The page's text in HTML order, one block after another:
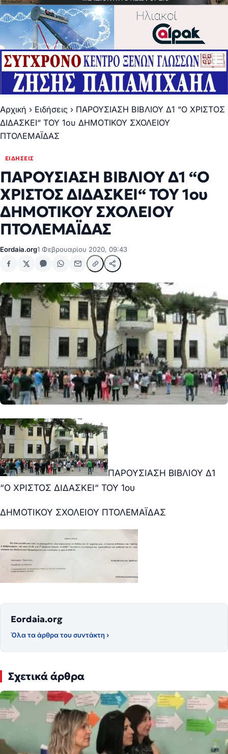
Αρχική › Ειδήσεις › ΠΑΡΟΥΣΙΑΣΗ ΒΙΒΛΙΟΥ Δ1 “Ο ΧΡΙΣΤΟΣ
ΔΙΔΑΣΚΕΙ“ ΤΟΥ 1ου ΔΗΜΟΤΙΚΟΥ ΣΧΟΛΕΙΟΥ
ΠΤΟΛΕΜΑΪΔΑΣ
ΕΙΔΉΣΕΙΣ
ΠΑΡΟΥΣΙΑΣΗ ΒΙΒΛΙΟΥ Δ1 “Ο
ΧΡΙΣΤΟΣ ΔΙΔΑΣΚΕΙ“ ΤΟΥ 1ου
ΔΗΜΟΤΙΚΟΥ ΣΧΟΛΕΙΟΥ
ΠΤΟΛΕΜΑΪΔΑΣ
Eordaia.org1 Φεβρουαρίου 2020, 09:43
ΠΑΡΟΥΣΙΑΣΗ ΒΙΒΛΙΟΥ Δ1
“Ο ΧΡΙΣΤΟΣ ΔΙΔΑΣΚΕΙ“ ΤΟΥ 1ου
ΔΗΜΟΤΙΚΟΥ ΣΧΟΛΕΙΟΥ ΠΤΟΛΕΜΑΪΔΑΣ
Eordaia.org
Όλα τα άρθρα του συντάκτη ›
Σχετικά άρθρα